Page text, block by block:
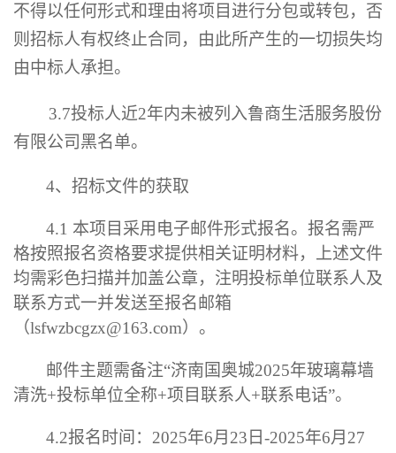
不得以任何形式和理由将项目进行分包或转包，否
则招标人有权终止合同，由此所产生的一切损失均
由中标人承担。
3.7投标人近2年内未被列入鲁商生活服务股份
有限公司黑名单。
4、招标文件的获取
4.1 本项目采用电子邮件形式报名。报名需严
格按照报名资格要求提供相关证明材料，上述文件
均需彩色扫描并加盖公章，注明投标单位联系人及
联系方式一并发送至报名邮箱
（lsfwzbcgzx@163.com）。
邮件主题需备注“济南国奥城2025年玻璃幕墙
清洗+投标单位全称+项目联系人+联系电话”。
4.2报名时间： 2025年6月 23 日-2025年6月 27